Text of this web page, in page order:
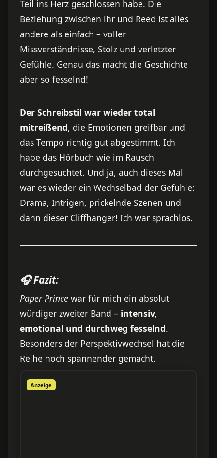
Teil ins Herz geschlossen habe. Die
Beziehung zwischen ihr und Reed ist alles
andere als einfach – voller
Missverständnisse, Stolz und verletzter
Gefühle. Genau das macht die Geschichte
aber so fesselnd!
Der Schreibstil war wieder total
mitreißend, die Emotionen greifbar und
das Tempo richtig gut abgestimmt. Ich
habe das Hörbuch wie im Rausch
durchgesuchtet. Und ja, auch dieses Mal
war es wieder ein Wechselbad der Gefühle:
Drama, Intrigen, prickelnde Szenen und
dann dieser Cliffhanger! Ich war sprachlos.
🎧 Fazit:
Paper Prince war für mich ein absolut
würdiger zweiter Band – intensiv,
emotional und durchweg fesselnd.
Besonders der Perspektivwechsel hat die
Reihe noch spannender gemacht.
Anzeige